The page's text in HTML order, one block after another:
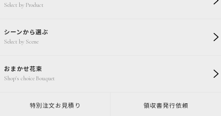
Select by Product
シーンから選ぶ
Select by Scene
おまかせ花束
Shop's choice Bouquet
特別注文 お見積り 領収書発行依頼